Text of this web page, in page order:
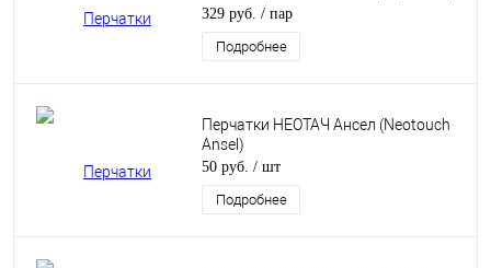
0110-11
329 руб. / пар
Подробнее
Перчатки НЕОТАЧ Ансел (Neotouch
Ansel)
50 руб. / шт
Подробнее